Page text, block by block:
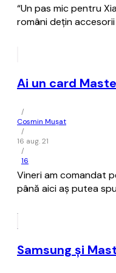
“Un pas mic pentru
români deţin
Ai un card
/
Cosmin Mușat
/
16 aug. 21
/
16
Vineri am comandat
până aici aş putea
Samsung şi